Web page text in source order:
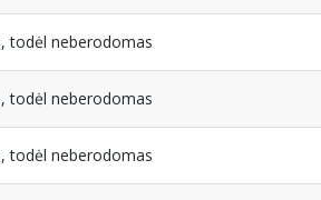
todėl neberodomas
todėl neberodomas
todėl neberodomas